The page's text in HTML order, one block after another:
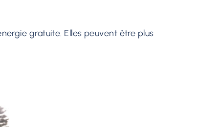
gratuite. Elles peuvent être plus